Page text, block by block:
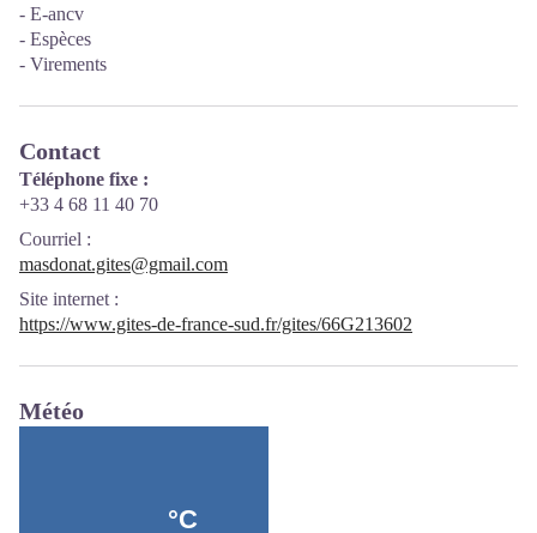
- E-ancv
- Espèces
- Virements
Contact
Téléphone fixe :
+33 4 68 11 40 70
Courriel :
masdonat.gites@gmail.com
Site internet :
https://www.gites-de-france-sud.fr/gites/66G213602
Météo